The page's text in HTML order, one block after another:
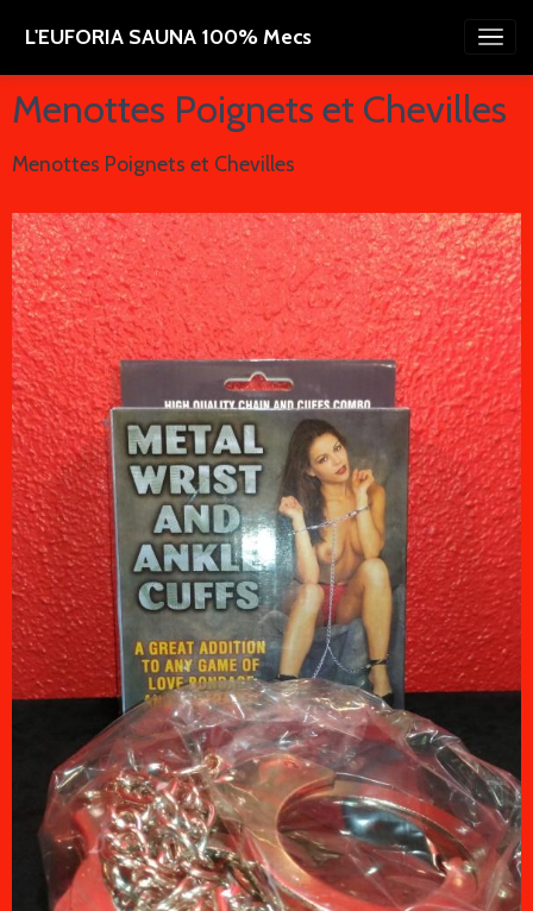
L'EUFORIA SAUNA 100% Mecs
Menottes Poignets et Chevilles
Menottes Poignets et Chevilles